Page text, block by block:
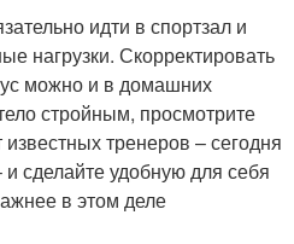
идти в спортзал и
нагрузки. Скорректировать
можно и в домашних
стройным, просмотрите
тренеров – сегодня
сделайте удобную для себя
в этом деле